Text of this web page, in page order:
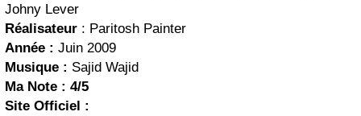
Johny Lever
Réalisateur : Paritosh Painter
Année : Juin 2009
Musique : Sajid Wajid
Ma Note : 4/5
Site Officiel :